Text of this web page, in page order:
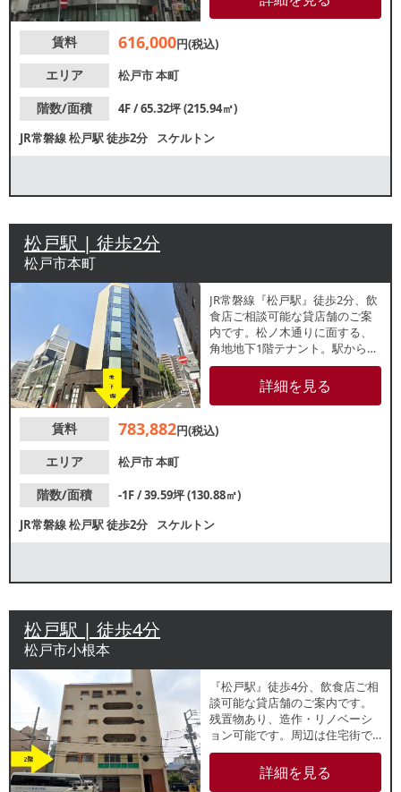
できます。詳細はレスタンダー
賃料 616,000円(税込)
エリア
松戸市本町
階数/面積
4F / 65.32坪 (215.94㎡)
JR常磐線松戸駅徒歩2分 スケルトン
松戸駅 | 徒歩2分
松戸市本町
JR常磐線『松戸駅』徒歩2分、飲
食店ご相談可能な貸店舗のご案
内です。松ノ木通りに面する、
角地地下1階テナント。駅からの
アクセスも良好なため、駅利用
者を中心とした集客が期待でき
ます。諸条件等、お気軽にお問
詳細を見る
賃料 783,882円(税込)
エリア
松戸市本町
階数/面積
-1F / 39.59坪 (130.88㎡)
JR常磐線松戸駅徒歩2分 スケルトン
松戸駅 | 徒歩4分
松戸市小根本
『松戸駅』徒歩4分、飲食店ご相
談可能な貸店舗のご案内です。
残置物あり、造作・リノベーシ
ョン可能です。周辺は住宅街で
地域密着型の営業に最適なエリ
アです。諸条件等、お気軽にお
問合せください。
詳細を見る